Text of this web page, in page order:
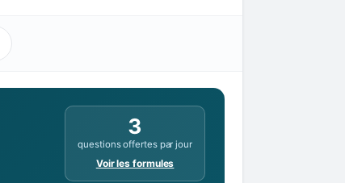
3
questions offertes par jour
Voir les formules